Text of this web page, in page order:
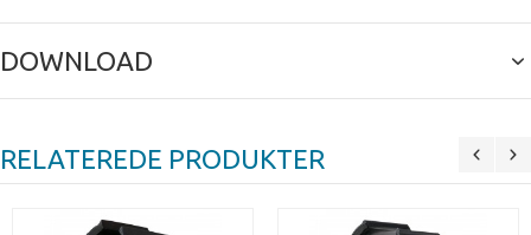
DOWNLOAD
RELATEREDE PRODUKTER